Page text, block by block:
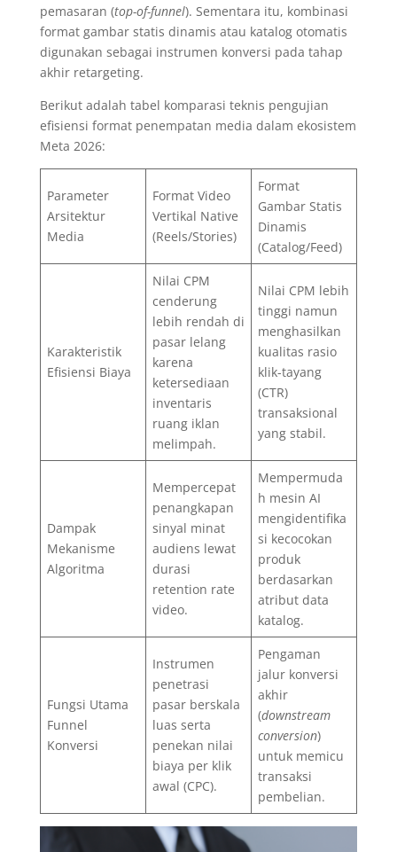
pemasaran (top-of-funnel). Sementara itu, kombinasi
format gambar statis dinamis atau katalog otomatis
digunakan sebagai instrumen konversi pada tahap
akhir retargeting.
Berikut adalah tabel komparasi teknis pengujian
efisiensi format penempatan media dalam ekosistem
Meta 2026:
Parameter
Arsitektur
Media
Format Video
Vertikal Native
(Reels/Stories)
Format
Gambar Statis
Dinamis
(Catalog/Feed)
Karakteristik
Efisiensi Biaya
Nilai CPM
cenderung
lebih rendah di
pasar lelang
karena
ketersediaan
inventaris
ruang iklan
melimpah.
Nilai CPM lebih
tinggi namun
menghasilkan
kualitas rasio
klik-tayang
(CTR)
transaksional
yang stabil.
Dampak
Mekanisme
Algoritma
Mempercepat
penangkapan
sinyal minat
audiens lewat
durasi
retention rate
video.
Mempermuda
h mesin AI
mengidentifika
si kecocokan
produk
berdasarkan
atribut data
katalog.
Fungsi Utama
Funnel
Konversi
Instrumen
penetrasi
pasar berskala
luas serta
penekan nilai
biaya per klik
awal (CPC).
Pengaman
jalur konversi
akhir
(downstream
conversion)
untuk memicu
transaksi
pembelian.